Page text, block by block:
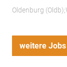
Oldenburg
weitere Jobs